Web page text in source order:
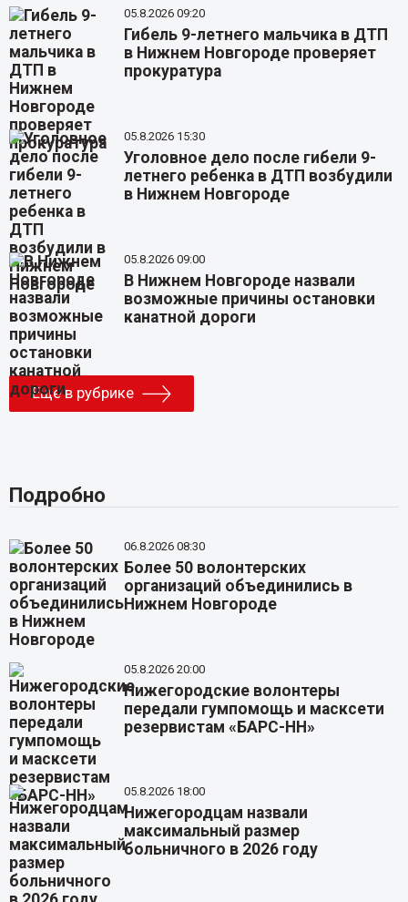
05.8.2026 09:20
Гибель 9-летнего мальчика в ДТП
в Нижнем Новгороде проверяет
прокуратура
05.8.2026 15:30
Уголовное дело после гибели 9-
летнего ребенка в ДТП возбудили
в Нижнем Новгороде
05.8.2026 09:00
В Нижнем Новгороде назвали
возможные причины остановки
канатной дороги
Еще в рубрике
Подробно
06.8.2026 08:30
Более 50 волонтерских
организаций объединились в
Нижнем Новгороде
05.8.2026 20:00
Нижегородские волонтеры
передали гумпомощь и масксети
резервистам «БАРС-НН»
05.8.2026 18:00
Нижегородцам назвали
максимальный размер
больничного в 2026 году